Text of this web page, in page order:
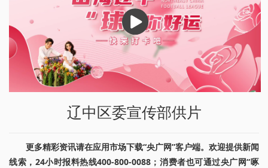
播
放
辽中区委宣传部供片
更多精彩资讯请在应用市场下载“央广网”客户端。欢迎提供新闻
线索，24小时报料热线400-800-0088；消费者也可通过央广网“啄